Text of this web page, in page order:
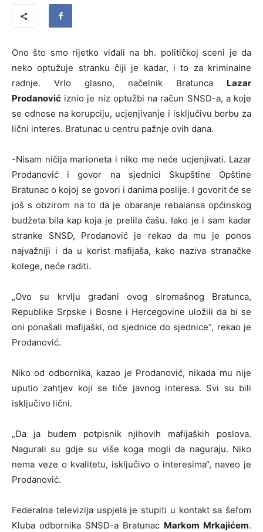
Ono što smo rijetko viđali na bh. političkoj sceni je da
neko optužuje stranku čiji je kadar, i to za kriminalne
radnje. Vrlo glasno, načelnik Bratunca Lazar
Prodanović iznio je niz optužbi na račun SNSD-a, a koje
se odnose na korupciju, ucjenjivanje i isključivu borbu za
lični interes. Bratunac u centru pažnje ovih dana.
-Nisam ničija marioneta i niko me neće ucjenjivati. Lazar
Prodanović i govor na sjednici Skupštine Opštine
Bratunac o kojoj se govori i danima poslije. I govorit će se
još s obzirom na to da je obaranje rebalansa općinskog
budžeta bila kap koja je prelila čašu. Iako je i sam kadar
stranke SNSD, Prodanović je rekao da mu je ponos
najvažniji i da u korist mafijaša, kako naziva stranačke
kolege, neće raditi.
„Ovo su krvlju građani ovog siromašnog Bratunca,
Republike Srpske i Bosne i Hercegovine uložili da bi se
oni ponašali mafijaški, od sjednice do sjednice“, rekao je
Prodanović.
Niko od odbornika, kazao je Prodanović, nikada mu nije
uputio zahtjev koji se tiče javnog interesa. Svi su bili
isključivo lični.
„Da ja budem potpisnik njihovih mafijaških poslova.
Nagurali su gdje su više koga mogli da naguraju. Niko
nema veze o kvalitetu, isključivo o interesima“, naveo je
Prodanović.
Federalna televizija uspjela je stupiti u kontakt sa šefom
Kluba odbornika SNSD-a Bratunac Markom Mrkajićem.